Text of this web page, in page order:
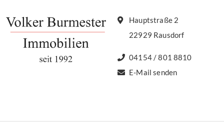
Hauptstraße 2
22929 Rausdorf
04154 / 801 8810
E-Mail senden